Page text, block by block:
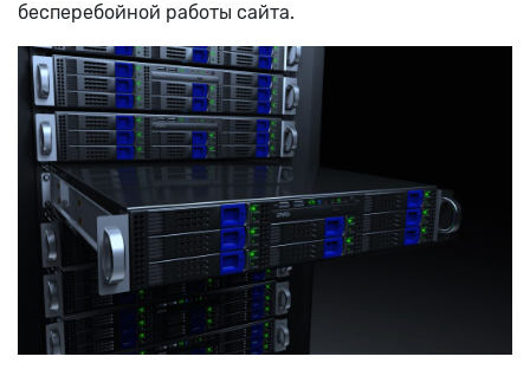
бесперебойной работы сайта.